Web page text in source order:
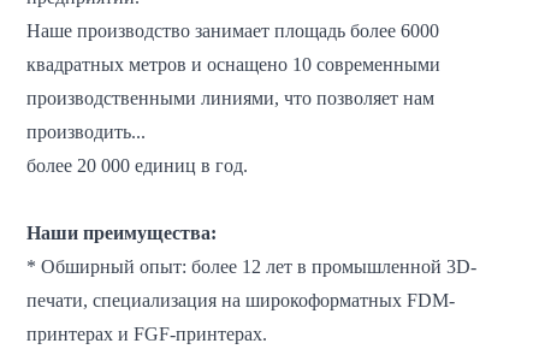
Наше производство занимает площадь более 6000
квадратных метров и оснащено 10 современными
производственными линиями, что позволяет нам
производить...
более 20 000 единиц в год.
Наши преимущества:
* Обширный опыт: более 12 лет в промышленной 3D-
печати, специализация на широкоформатных FDM-
принтерах и FGF-принтерах.